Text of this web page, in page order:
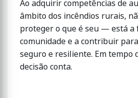
Ao adquirir competências de
âmbito dos incêndios rurais,
proteger o que é seu — está a
comunidade e a contribuir
seguro e resiliente. Em tempo
decisão conta.